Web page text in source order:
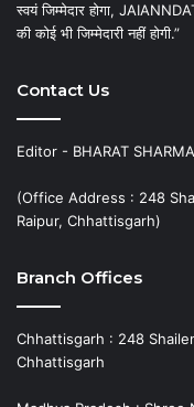
स्वयं जिम्मेदार होगा,
की कोई भी जिम्मेदारी नहीं होगी.”
Contact Us
Editor - BHARAT
(Office Address : 248
Raipur, Chhattisgarh)
Branch Offices
Chhattisgarh : 248
Chhattisgarh